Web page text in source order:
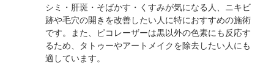
シミ・肝斑・そばかす・くすみが気になる人、ニキビ
跡や毛穴の開きを改善したい人に特におすすめの施術
です。また、ピコレーザーは黒以外の色素にも反応す
るため、タトゥーやアートメイクを除去したい人にも
適しています。